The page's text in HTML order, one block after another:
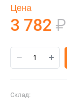
Цена
3 782 ₽
Склад: